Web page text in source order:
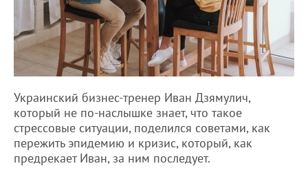
Украинский бизнес-тренер Иван Дзямулич,
который не по-наслышке знает, что такое
стрессовые ситуации, поделился советами, как
пережить эпидемию и кризис, который, как
предрекает Иван, за ним последует.